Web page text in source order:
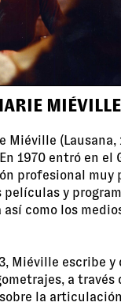
MIÉVILLE
Miéville
1970 entró en el
profesional muy
películas y
así como los
Miéville escribe
a
la